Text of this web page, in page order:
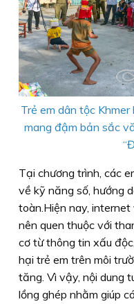
Trẻ em dân tộc
mang đậm bản sắc
Tại chương trình, các
về kỹ năng số, hướng
toàn.Hiện nay,
nên quen thuộc với
cơ từ thông tin xấu
hại trẻ em trên môi
tăng. Vì vậy, nội dung
lồng ghép nhằm giúp